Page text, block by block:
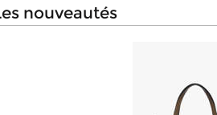
les nouveautés